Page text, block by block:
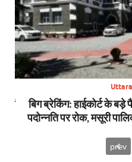
बिग ब्रेकिंग: हाईकोर्ट के
पदोन्नति पर रोक, मसूरी
prev